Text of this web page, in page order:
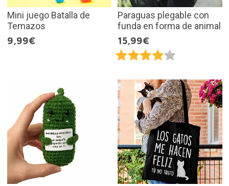
Mini juego Batalla de
Temazos
9,99€
Paraguas plegable con
funda en forma de animal
15,99€